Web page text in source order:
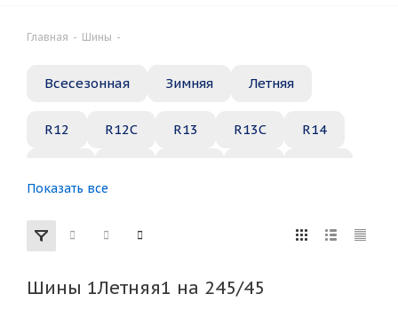
Главная - Шины -
Всесезонная Зимняя Летняя
R12 R12C R13 R13C R14
R22
155 165 185 195
Показать все
Шины 1Летняя1 на 245/45